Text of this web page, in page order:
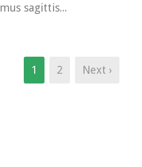
sagittis...
1 2 Next ›